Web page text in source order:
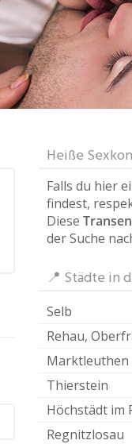
Heiße
Falls du hier
findest,
Diese
der Suche
📍 Städte in
Selb
Rehau,
Marktleuthen
Thierstein
Höchstädt im
Regnitzlosau